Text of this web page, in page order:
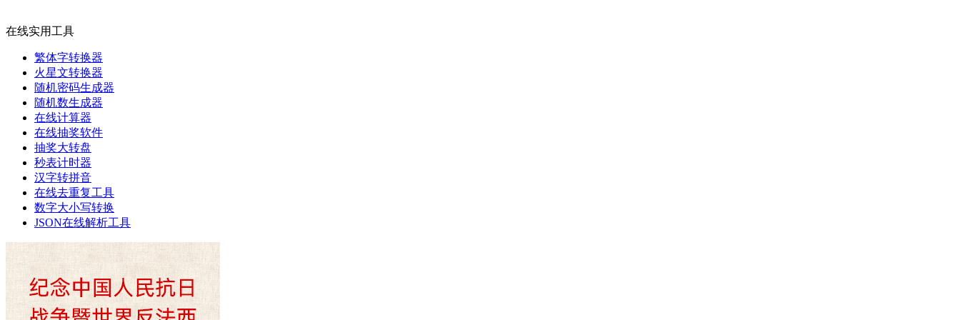
在线实用工具
繁体字转换器
火星文转换器
随机密码生成器
随机数生成器
在线计算器
在线抽奖软件
抽奖大转盘
秒表计时器
汉字转拼音
在线去重复工具
数字大小写转换
JSON在线解析工具